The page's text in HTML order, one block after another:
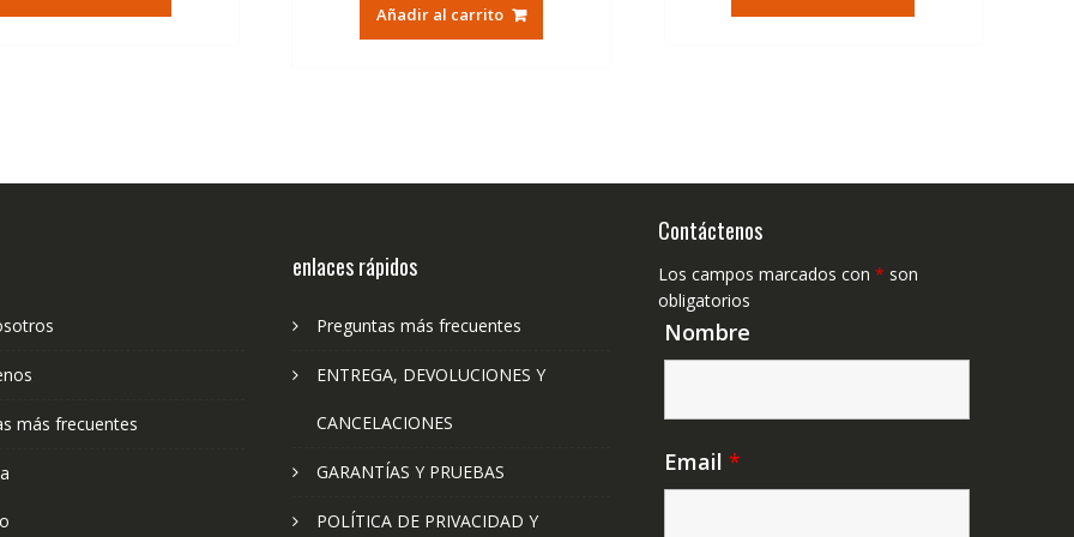
era:
es:
era:
es:
Añadir al carrito
era:
es:
más frecuentes
enlaces rápidos
Preguntas más frecuentes
ENTREGA, DEVOLUCIONES Y
CANCELACIONES
GARANTÍAS Y PRUEBAS
POLÍTICA DE PRIVACIDAD Y
Contáctenos
Los campos marcados con * son
obligatorios
Nombre
Email *